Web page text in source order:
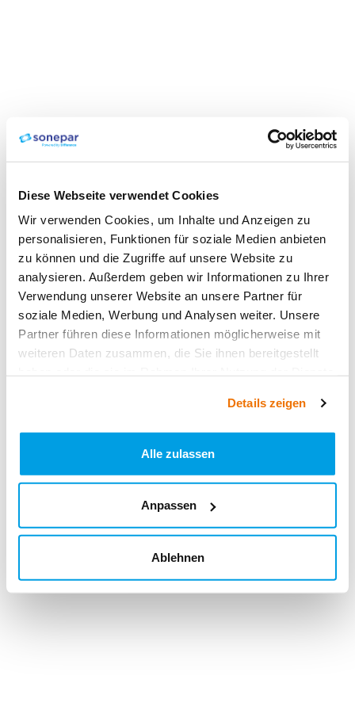
Diese Webseite verwendet Cookies
Wir verwenden Cookies, um Inhalte und Anzeigen zu
personalisieren, Funktionen für soziale Medien anbieten
zu können und die Zugriffe auf unsere Website zu
analysieren. Außerdem geben wir Informationen zu Ihrer
Verwendung unserer Website an unsere Partner für
soziale Medien, Werbung und Analysen weiter. Unsere
Partner führen diese Informationen möglicherweise mit
weiteren Daten zusammen, die Sie ihnen bereitgestellt
Details zeigen
Alle zulassen
Anpassen
Ablehnen